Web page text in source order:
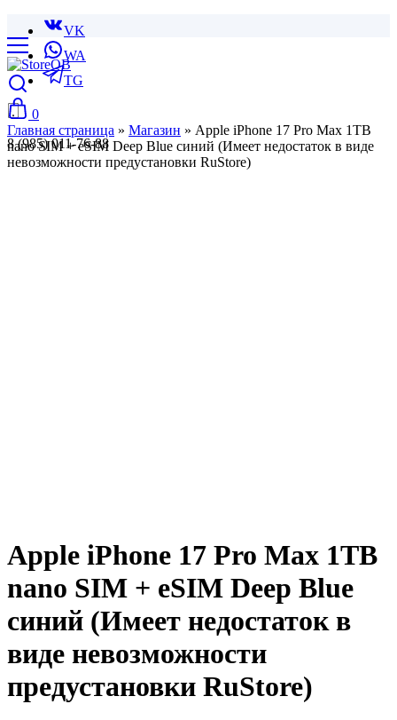
VK
WA
TG
8 (985) 011-76-88
0
Главная страница » Магазин » Apple iPhone 17 Pro Max 1TB
nano SIM + eSIM Deep Blue синий (Имеет недостаток в виде
невозможности предустановки RuStore)
Apple iPhone 17 Pro Max 1TB
nano SIM + eSIM Deep Blue
синий (Имеет недостаток в
виде невозможности
предустановки RuStore)